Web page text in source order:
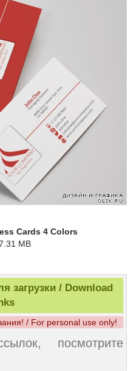
Cards 4 Colors
MB
загрузки / Download
/ For personal use only!
посмотрите